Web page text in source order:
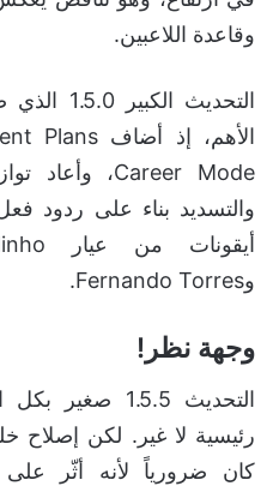
وقاعدة اللاعبين.
والتسديد بناء على ردود
وFernando Torres.
وجهة نظر!
التحديث 1.5.5
كان ضرورياً لأنه أثّر على